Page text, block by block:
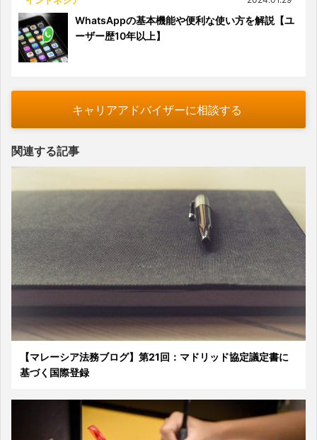
WhatsAppの基本機能や便利な使い方を解説【ユ
ーザー歴10年以上】
キャリアアドバイザーに相談する
関連する記事
【マレーシア法務ブログ】第21回：マドリッド協定議定書に
基づく国際登録